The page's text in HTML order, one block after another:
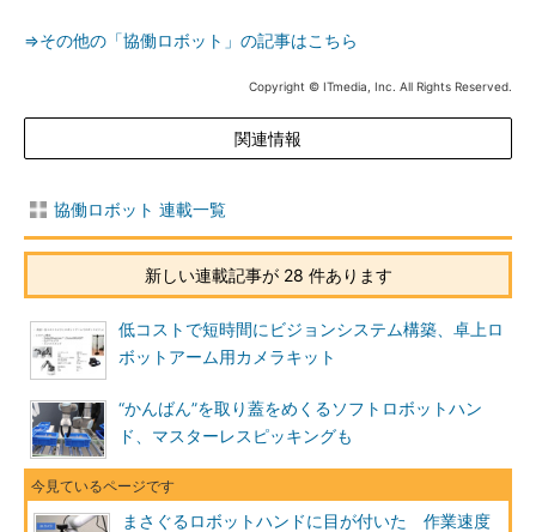
⇒その他の「協働ロボット」の記事はこちら
Copyright © ITmedia, Inc. All Rights Reserved.
関連情報
協働ロボット 連載一覧
新しい連載記事が 28 件あります
低コストで短時間にビジョンシステム構築、卓上ロ
ボットアーム用カメラキット
“かんばん”を取り蓋をめくるソフトロボットハン
ド、マスターレスピッキングも
まさぐるロボットハンドに目が付いた 作業速度